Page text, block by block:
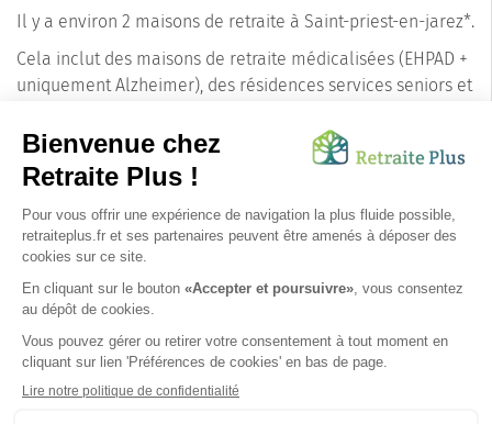
Il y a environ 2 maisons de retraite à Saint-priest-en-jarez*.
Cela inclut des maisons de retraite médicalisées (EHPAD +
uniquement Alzheimer), des résidences services seniors et
connaissent les précisions pour chaque établissement
concernant les tarifs, le nombre de places disponibles et
les pathologies prises en charge.
contacter pour un accompagnement personnalisé.
*informations extraites à partir de la base de données Retraite Plus. Mise à jour au
09/08/2026.